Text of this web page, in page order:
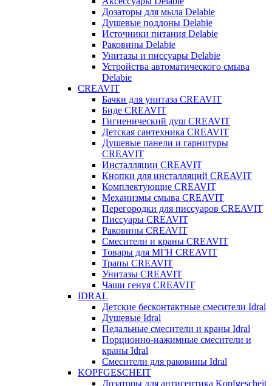
Дозаторы для мыла Delabie
Душевые поддоны Delabie
Источники питания Delabie
Раковины Delabie
Унитазы и писсуары Delabie
Устройства автоматического смыва
Delabie
CREAVIT
Бачки для унитаза CREAVIT
Биде CREAVIT
Гигиенический душ CREAVIT
Детская сантехника CREAVIT
Душевые панели и гарнитуры
CREAVIT
Инсталляции CREAVIT
Кнопки для инсталляций CREAVIT
Комплектующие CREAVIT
Механизмы смыва CREAVIT
Перегородки для писсуаров CREAVIT
Писсуары CREAVIT
Раковины CREAVIT
Смесители и краны CREAVIT
Товары для МГН CREAVIT
Трапы CREAVIT
Унитазы CREAVIT
Чаши генуя CREAVIT
IDRAL
Детские бесконтактные смесители Idral
Душевые Idral
Педальные смесители и краны Idral
Порционно-нажимные смесители и
краны Idral
Смеcители для раковины Idral
KOPFGESCHEIT
Дозаторы для антисептика Kopfgescheit